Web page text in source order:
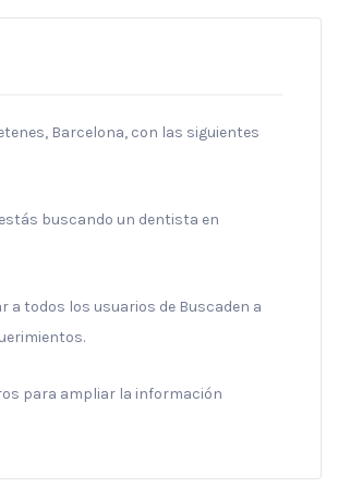
Barcelona, con las siguientes
buscando un dentista en
a todos los usuarios de Buscaden a
para ampliar la información